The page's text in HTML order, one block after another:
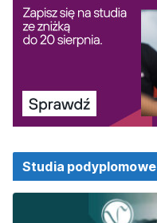
Studia podyplomowe